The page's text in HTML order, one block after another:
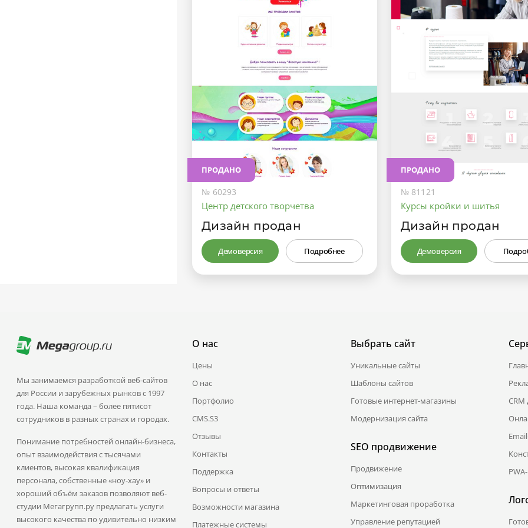
ПРОДАНО
№ 60293
Центр детского творчетва
Дизайн продан
Демоверсия Подробнее
ПРОДАНО
№ 81121
Курсы кройки и шитья
Дизайн продан
Демоверсия
Мы занимаемся разработкой веб-сайтов
для России и зарубежных рынков с 1997
года. Наша команда – более пятисот
сотрудников в разных странах и городах.
Понимание потребностей онлайн-бизнеса,
опыт взаимодействия с тысячами
клиентов, высокая квалификация
персонала, собственные «ноу-хау» и
хороший объём заказов позволяют веб-
студии Мегагрупп.ру предлагать услуги
высокого качества по удивительно низким
О нас
Цены
О нас
Портфолио
CMS.S3
Отзывы
Контакты
Поддержка
Вопросы и ответы
Возможности магазина
Платежные системы
Выбрать сайт
Уникальные сайты
Шаблоны сайтов
Готовые интернет-магазины
Модернизация сайта
SEO продвижение
Продвижение
Оптимизация
Маркетинговая проработка
Управление репутацией
CRM